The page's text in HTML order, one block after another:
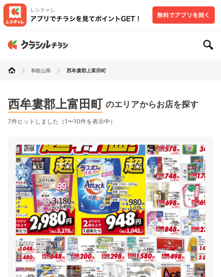
和歌山県 西牟婁郡上富田町
西牟婁郡上富田町 のエリアからお店を探す
7件ヒットしました（1〜10件を表示中）